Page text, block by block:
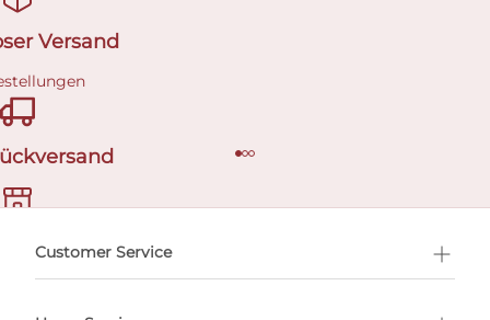
Versand
buchen
Customer Service